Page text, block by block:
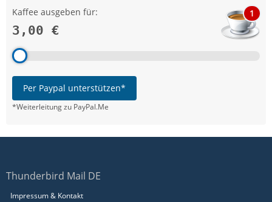
Kaffee ausgeben für:
3,00 €
1
Per Paypal unterstützen*
*Weiterleitung zu PayPal.Me
Thunderbird Mail DE
Impressum & Kontakt